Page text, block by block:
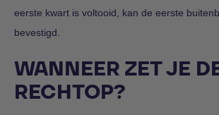
eerste kwart is voltooid, kan de eerste
bevestigd.
WANNEER ZET JE
RECHTOP?